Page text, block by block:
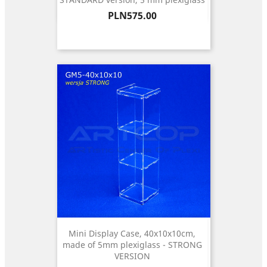
Price
PLN575.00
Mini Display Case, 40x10x10cm,
made of 5mm plexiglass - STRONG
VERSION